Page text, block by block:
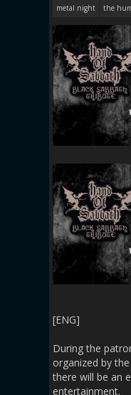
metal night
the
[ENG]
During the
organized by the
there will be an
entertainment.